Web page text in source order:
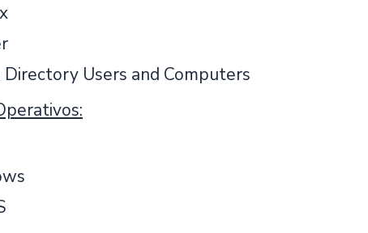
Users and Computers